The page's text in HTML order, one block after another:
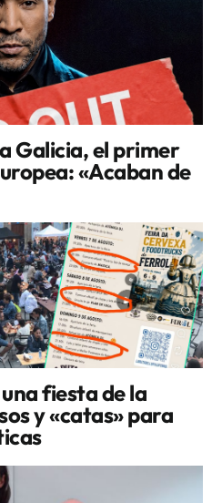
Galicia, el primer
«Acaban de
fiesta de la
y «catas» para